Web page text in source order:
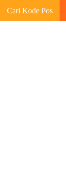
Cari Kode Pos